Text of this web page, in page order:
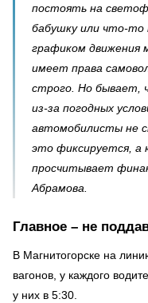
постоять на
бабушку или что-то
графиком движения
имеет права
строго. Но бывает,
из-за погодных
автомобилисты не
это фиксируется, а
просчитывает
Абрамова.
Главное – не
В Магнитогорске на
вагонов, у каждого
у них в 5:30.